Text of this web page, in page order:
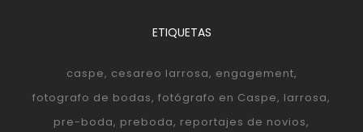
ETIQUETAS
caspe cesareo larrosa engagement
fotografo de bodas fotógrafo en Caspe larrosa
pre-boda preboda reportajes de novios